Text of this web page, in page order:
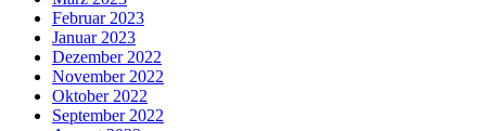
Februar 2023
Januar 2023
Dezember 2022
November 2022
Oktober 2022
September 2022